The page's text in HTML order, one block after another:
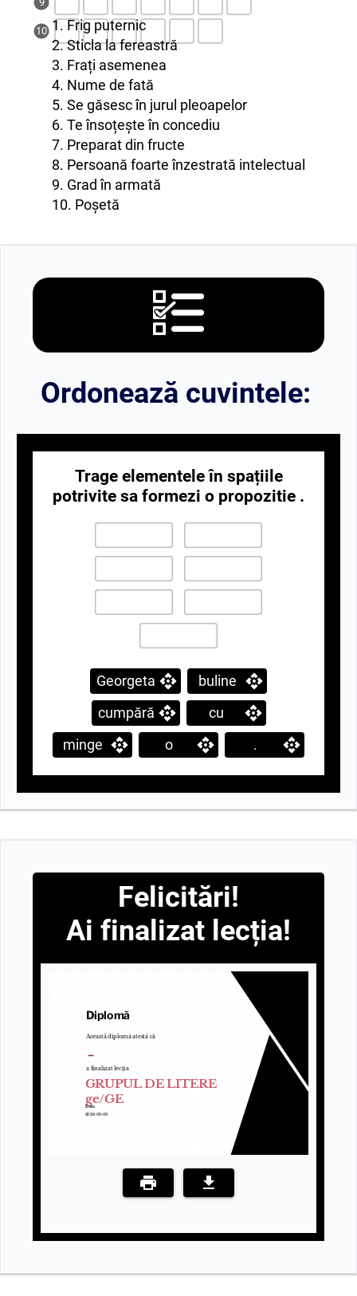
10 1. Frig puternic
2. Sticla la fereastră
3. Frați asemenea
4. Nume de fată
5. Se găsesc în jurul pleoapelor
6. Te însoțește în concediu
7. Preparat din fructe
8. Persoană foarte înzestrată intelectual
9. Grad în armată
10. Poșetă
Ordonează cuvintele:
Trage elementele în spațiile
potrivite sa formezi o propozitie .
Georgeta
buline
cumpără
cu
minge
o .
Felicitări!
Ai finalizat lecția!
Diplomă
Această diplomă atestă că
–
a finalizat lecția
GRUPUL DE LITERE
ge/GE
Data
2026-08-09